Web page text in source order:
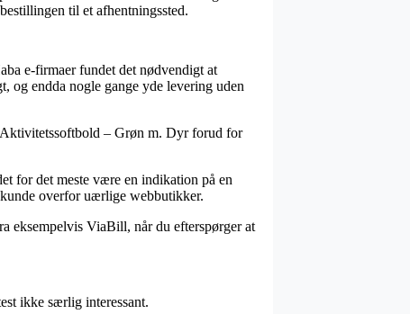
til et afhentningssted.
e-firmaer fundet det nødvendigt at
og endda nogle gange yde levering uden
– Grøn m. Dyr forud for
for det meste være en indikation på en
overfor uærlige webbutikker.
eksempelvis ViaBill, når du efterspørger at
ikke særlig interessant.